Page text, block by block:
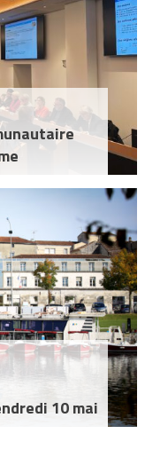
10 mai